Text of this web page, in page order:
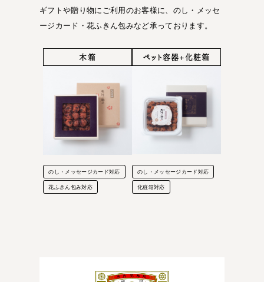
ギフトや贈り物にご利用のお客様に、のし・メッセ
ージカード・花ふきん包みなど承っております。
木箱
のし・メッセージカード対応
花ふきん包み対応
ペット容器+化粧箱
のし・メッセージカード対応
化粧箱対応